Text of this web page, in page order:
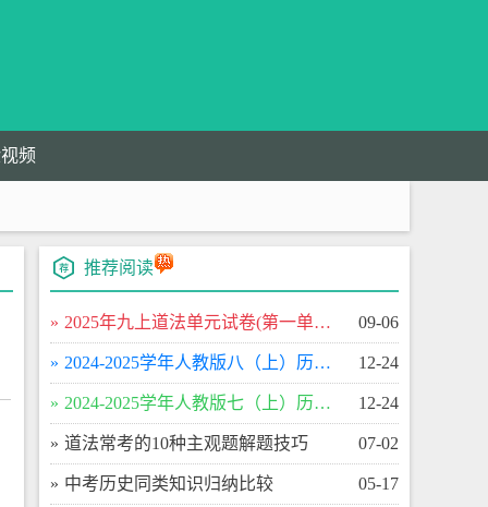
频
推荐阅读
​2025年九上道法单元试卷(第一单元富强与创新)单元测试卷 09-06
​2024-2025学年人教版八（上）历史期末百校联考卷 12-24
​2024-2025学年人教版七（上）历史期末百校联考卷 12-24
​道法常考的10种主观题解题技巧 07-02
​中考历史同类知识归纳比较 05-17